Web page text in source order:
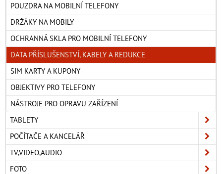
POUZDRA NA MOBILNÍ TELEFONY
DRŽÁKY NA MOBILY
OCHRANNÁ SKLA PRO MOBILNÍ TELEFONY
DATA PŘÍSLUŠENSTVÍ, KABELY A REDUKCE
SIM KARTY A KUPONY
OBJEKTIVY PRO TELEFONY
NÁSTROJE PRO OPRAVU ZAŘÍZENÍ
TABLETY
POČÍTAČE A KANCELÁŘ
TV,VIDEO,AUDIO
FOTO